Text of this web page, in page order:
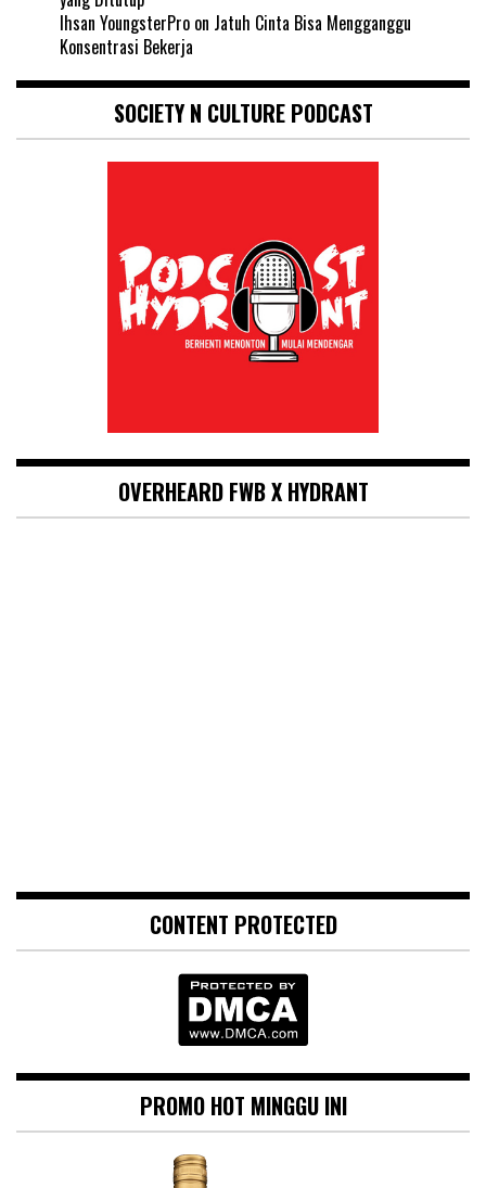
Ihsan YoungsterPro on Jatuh Cinta Bisa Mengganggu
Konsentrasi Bekerja
SOCIETY N CULTURE PODCAST
OVERHEARD FWB X HYDRANT
CONTENT PROTECTED
PROMO HOT MINGGU INI